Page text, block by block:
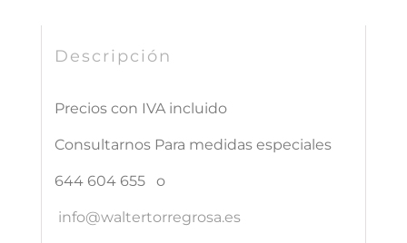
Descripción
Precios con IVA incluido
Consultarnos Para medidas especiales
644 604 655 o
info@waltertorregrosa.es